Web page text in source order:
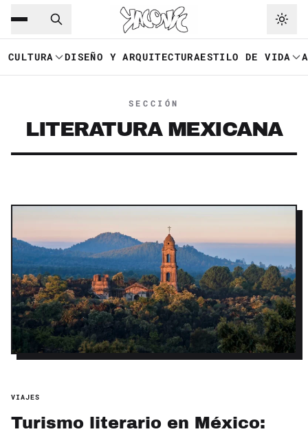
Saltar al contenido principal
CULTURA DISEÑO Y ARQUITECTURAESTILO DE VIDA
SECCIÓN
LITERATURA MEXICANA
VIAJES
Turismo literario en México: